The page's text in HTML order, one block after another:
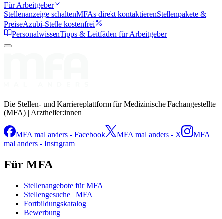
Für Arbeitgeber
Stellenanzeige schaltenMFAs direkt kontaktierenStellenpakete &
PreiseAzubi-Stelle kostenfrei
PersonalwissenTipps & Leitfäden für Arbeitgeber
Die Stellen- und Karriereplattform für Medizinische Fachangestellte
(MFA) | Arzthelfer:innen
MFA mal anders - Facebook MFA mal anders - X
MFA
mal anders - Instagram
Für MFA
Stellenangebote für MFA
Stellengesuche | MFA
Fortbildungskatalog
Bewerbung